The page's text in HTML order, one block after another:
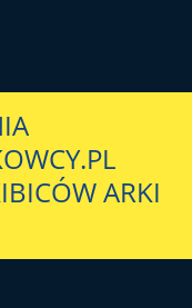
ARKI